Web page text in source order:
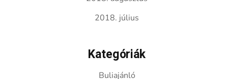
2018. július
Kategóriák
Buliajánló